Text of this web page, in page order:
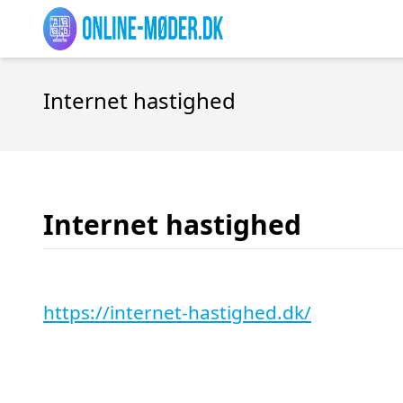
Internet hastighed
Internet hastighed
https://internet-hastighed.dk/